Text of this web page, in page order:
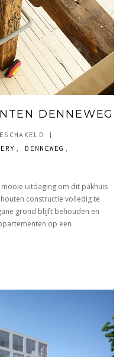
DENNEWEG
VOOR
STADSE
|
DENNEWEG
mooie uitdaging om dit pakhuis
constructie volledig te
grond blijft behouden en
op een